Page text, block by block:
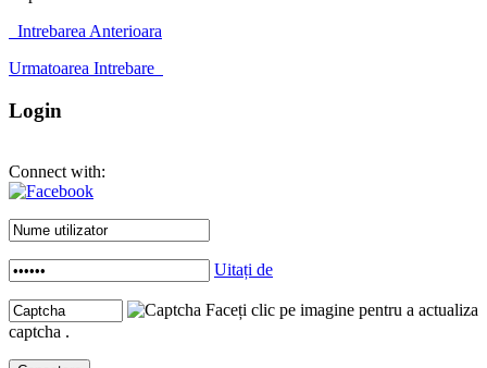
Intrebarea Anterioara
Urmatoarea Intrebare
Login
Connect with:
Uitați de
Faceți clic pe imagine pentru a actualiza
captcha .